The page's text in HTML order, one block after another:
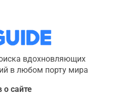
вдохновляющих
в любом порту мира
о сайте